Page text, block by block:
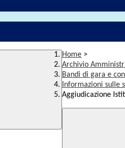
Home >
Archivio
Bandi di gara e
Informazioni sulle
Aggiudicazione